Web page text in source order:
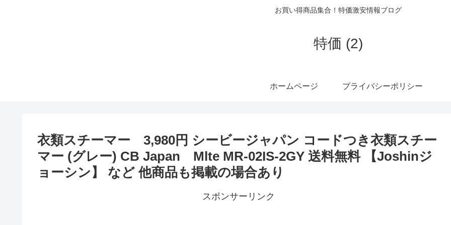
お買い得商品集合！特価激安情報ブログ
特価 (2)
ホームページ プライバシーポリシー
衣類スチーマー 3,980円 シービージャパン コードつき衣類スチー
マー (グレー) CB Japan Mlte MR-02IS-2GY 送料無料 【Joshinジ
ョーシン】 など 他商品も掲載の場合あり
スポンサーリンク